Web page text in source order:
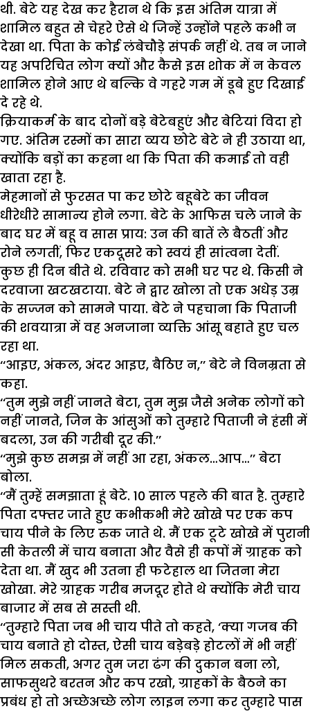
थी. बेटे यह देख कर हैरान थे कि इस अंतिम यात्रा में
शामिल बहुत से चेहरे ऐसे थे जिन्हें उन्होंने पहले कभी न
देखा था. पिता के कोई लंबेचौड़े संपर्क नहीं थे. तब न जाने
यह अपरिचित लोग क्यों और कैसे इस शोक में न केवल
शामिल होने आए थे बल्कि वे गहरे गम में डूबे हुए दिखाई
दे रहे थे.
क्रियाकर्म के बाद दोनों बड़े बेटेबहुएं और बेटियां विदा हो
गए. अंतिम रस्मों का सारा व्यय छोटे बेटे ने ही उठाया था,
क्योंकि बड़ों का कहना था कि पिता की कमाई तो वही
खाता रहा है.
मेहमानों से फुरसत पा कर छोटे बहूबेटे का जीवन
धीरेधीरे सामान्य होने लगा. बेटे के आफिस चले जाने के
बाद घर में बहू व सास प्राय: उन की बातें ले बैठतीं और
रोने लगतीं, फिर एकदूसरे को स्वयं ही सांत्वना देतीं.
कुछ ही दिन बीते थे. रविवार को सभी घर पर थे. किसी ने
दरवाजा खटखटाया. बेटे ने द्वार खोला तो एक अधेड़ उम्र
के सज्जन को सामने पाया. बेटे ने पहचाना कि पिताजी
की शवयात्रा में वह अनजाना व्यक्ति आंसू बहाते हुए चल
रहा था.
‘‘आइए, अंकल, अंदर आइए, बैठिए न,’’ बेटे ने विनम्रता से
कहा.
‘‘तुम मुझे नहीं जानते बेटा, तुम मुझ जैसे अनेक लोगों को
नहीं जानते, जिन के आंसुओं को तुम्हारे पिताजी ने हंसी में
बदला, उन की गरीबी दूर की.’’
‘‘मुझे कुछ समझ में नहीं आ रहा, अंकल…आप…’’ बेटा
बोला.
‘‘मैं तुम्हें समझाता हूं बेटे. 10 साल पहले की बात है. तुम्हारे
पिता दफ्तर जाते हुए कभीकभी मेरे खोखे पर एक कप
चाय पीने के लिए रुक जाते थे. मैं एक टूटे खोखे में पुरानी
सी केतली में चाय बनाता और वैसे ही कपों में ग्राहक को
देता था. मैं खुद भी उतना ही फटेहाल था जितना मेरा
खोखा. मेरे ग्राहक गरीब मजदूर होते थे क्योंकि मेरी चाय
बाजार में सब से सस्ती थी.
‘‘तुम्हारे पिता जब भी चाय पीते तो कहते, ‘क्या गजब की
चाय बनाते हो दोस्त, ऐसी चाय बड़ेबड़े होटलों में भी नहीं
मिल सकती, अगर तुम जरा ढंग की दुकान बना लो,
साफसुथरे बरतन और कप रखो, ग्राहकों के बैठने का
प्रबंध हो तो अच्छेअच्छे लोग लाइन लगा कर तुम्हारे पास